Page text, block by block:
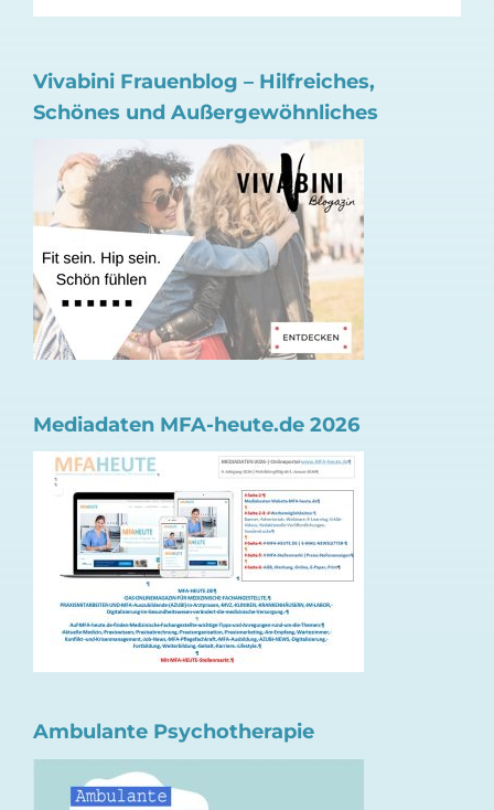
Vivabini Frauenblog – Hilfreiches,
Schönes und Außergewöhnliches
Mediadaten MFA-heute.de 2026
Ambulante Psychotherapie